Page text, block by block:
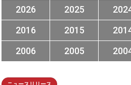
2026 2025
2016
2015
2006
2005